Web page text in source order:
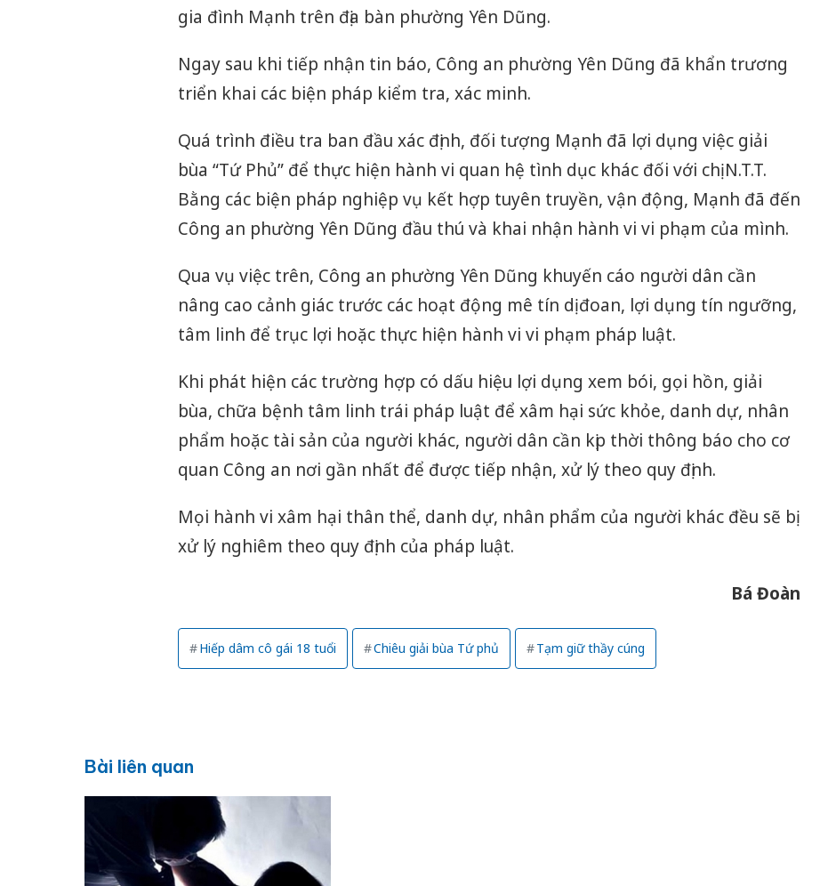
gia đình Mạnh trên địa bàn phường Yên Dũng.
Ngay sau khi tiếp nhận tin báo, Công an phường Yên Dũng đã khẩn trương
triển khai các biện pháp kiểm tra, xác minh.
Quá trình điều tra ban đầu xác định, đối tượng Mạnh đã lợi dụng việc giải
bùa “Tứ Phủ” để thực hiện hành vi quan hệ tình dục khác đối với chị N.T.T.
Bằng các biện pháp nghiệp vụ kết hợp tuyên truyền, vận động, Mạnh đã đến
Công an phường Yên Dũng đầu thú và khai nhận hành vi vi phạm của mình.
Qua vụ việc trên, Công an phường Yên Dũng khuyến cáo người dân cần
nâng cao cảnh giác trước các hoạt động mê tín dị đoan, lợi dụng tín ngưỡng,
tâm linh để trục lợi hoặc thực hiện hành vi vi phạm pháp luật.
Khi phát hiện các trường hợp có dấu hiệu lợi dụng xem bói, gọi hồn, giải
bùa, chữa bệnh tâm linh trái pháp luật để xâm hại sức khỏe, danh dự, nhân
phẩm hoặc tài sản của người khác, người dân cần kịp thời thông báo cho cơ
quan Công an nơi gần nhất để được tiếp nhận, xử lý theo quy định.
Mọi hành vi xâm hại thân thể, danh dự, nhân phẩm của người khác đều sẽ bị
xử lý nghiêm theo quy định của pháp luật.
Bá Đoàn
Hiếp dâm cô gái 18 tuổi Chiêu giải bùa Tứ phủ Tạm giữ thầy cúng
Bài liên quan